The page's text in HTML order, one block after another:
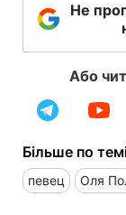
Не
Або
Більше по
певец Оля